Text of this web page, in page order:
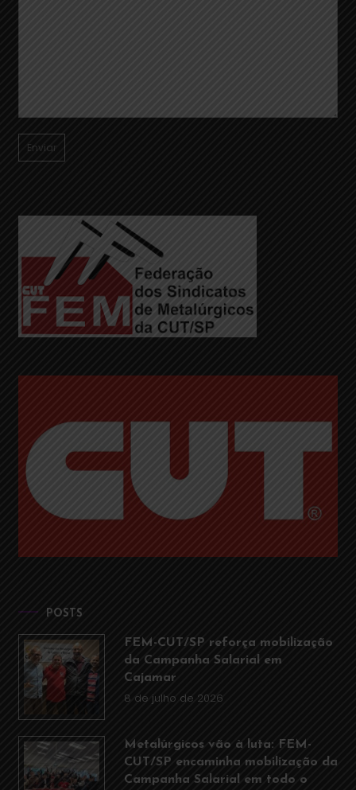
POSTS
FEM-CUT/SP reforça mobilização
da Campanha Salarial em
Cajamar
8 de julho de 2026
Metalúrgicos vão à luta: FEM-
CUT/SP encaminha mobilização da
Campanha Salarial em todo o